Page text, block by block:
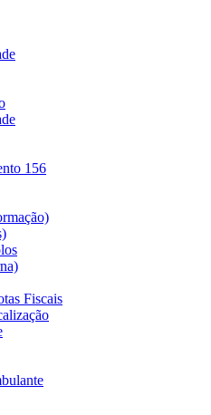
156
Fiscais